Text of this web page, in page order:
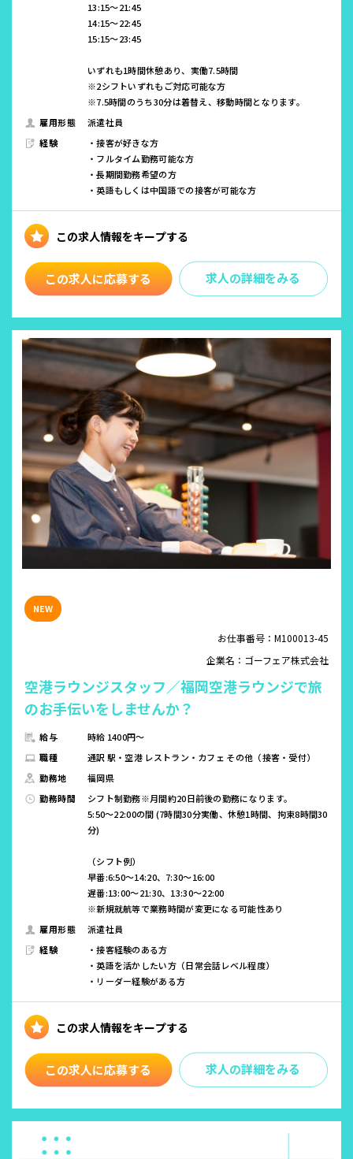
13:15～21:45
14:15～22:45
15:15～23:45
いずれも1時間休憩あり、実働7.5時間
※2シフトいずれもご対応可能な方
※7.5時間のうち30分は着替え、移動時間となります。
雇用形態
派遣社員
経験
・接客が好きな方
・フルタイム勤務可能な方
・長期間勤務希望の方
・英語もしくは中国語での接客が可能な方
求人の詳細をみる
お仕事番号：M100013-45
企業名：ゴーフェア株式会社
空港ラウンジスタッフ／福岡空港ラウンジで旅
のお手伝いをしませんか？
給与
時給 1400円～
職種
通訳 駅・空港 レストラン・カフェ その他（接客・受付）
勤務地
福岡県
勤務時間
シフト制勤務※月間約20日前後の勤務になります。
5:50～22:00の間 (7時間30分実働、休憩1時間、拘束8時間30
分)
（シフト例）
早番:6:50～14:20、7:30～16:00
遅番:13:00～21:30、13:30～22:00
※新規就航等で業務時間が変更になる可能性あり
雇用形態
派遣社員
経験
・接客経験のある方
・英語を活かしたい方（日常会話レベル程度）
・リーダー経験がある方
求人の詳細をみる